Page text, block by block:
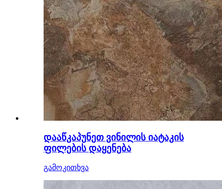
დააწკაპუნეთ ვინილის იატაკის
ფილების დაყენება
გამოკითხვა